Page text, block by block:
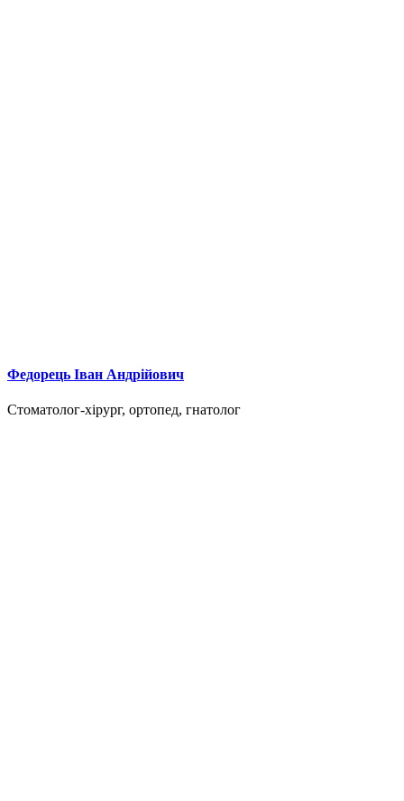
Федорець Іван Андрійович
Cтоматолог-хірург, ортопед, гнатолог